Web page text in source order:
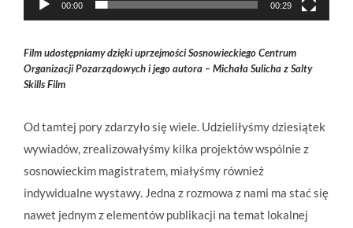
00:00 00:29
Film udostępniamy dzięki uprzejmości Sosnowieckiego Centrum
Organizacji Pozarządowych i jego autora – Michała Sulicha z Salty
Skills Film
Od tamtej pory zdarzyło się wiele. Udzieliłyśmy dziesiątek
wywiadów, zrealizowałyśmy kilka projektów wspólnie z
sosnowieckim magistratem, miałyśmy również
indywidualne wystawy. Jedna z rozmowa z nami ma stać się
nawet jednym z elementów publikacji na temat lokalnej